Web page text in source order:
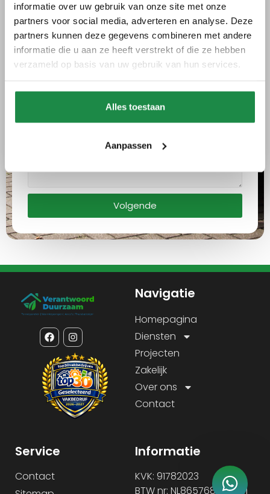
informatie over uw gebruik van onze site met onze
partners voor social media, adverteren en analyse. Deze
partners kunnen deze gegevens combineren met andere
informatie die u aan ze heeft verstrekt of die ze hebben
verzameld op basis van uw gebruik van hun services.
Alles toestaan
Aanpassen
Selecteer dienst
Volgende
Navigatie
Homepagina
Diensten
Projecten
Zakelijk
Over ons
Contact
Service
Contact
Informatie
KVK: 91782023
BTW nr: NL865768584B01